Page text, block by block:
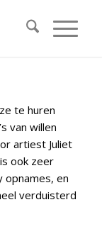
te huren
van willen
artiest Juliet
ook zeer
opnames, en
verduisterd